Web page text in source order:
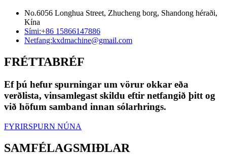
No.6056 Longhua Street, Zhucheng borg, Shandong héraði,
Kína
Sími:+86 15866147886
Netfang:kxdmachine@gmail.com
FRÉTTABRÉF
Ef þú hefur spurningar um vörur okkar eða
verðlista, vinsamlegast skildu eftir netfangið þitt og
við höfum samband innan sólarhrings.
FYRIRSPURN NÚNA
SAMFÉLAGSMIÐLAR